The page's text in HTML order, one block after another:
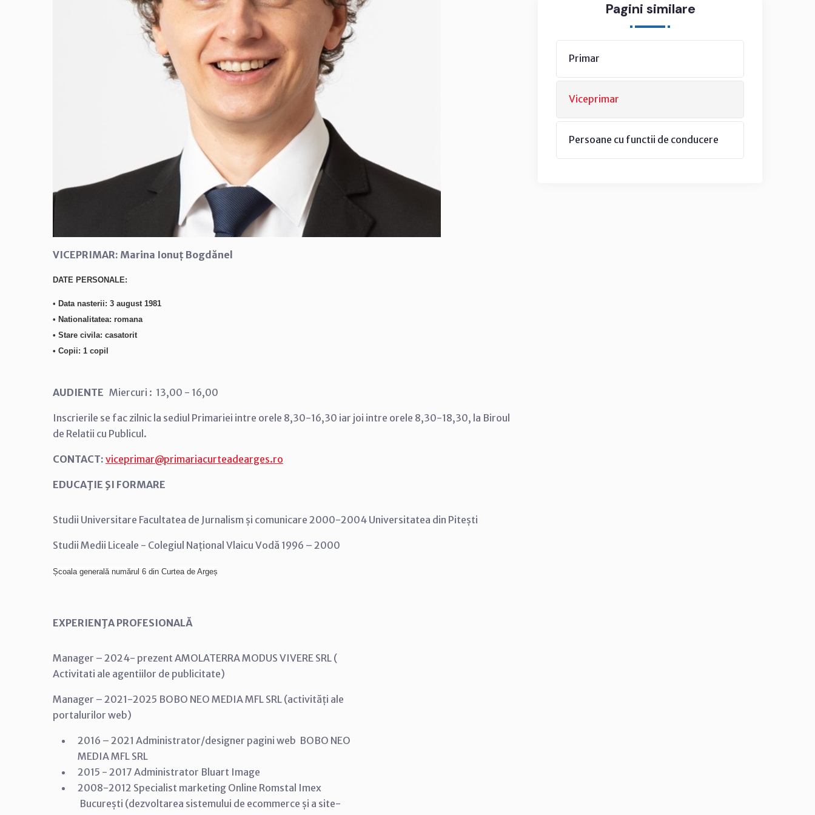
VICEPRIMAR: Marina Ionuț Bogdănel
DATE PERSONALE:
• Data nasterii: 3 august 1981
• Nationalitatea: romana
• Stare civila: casatorit
• Copii: 1 copil
AUDIENTE Miercuri : 13,00 - 16,00
Inscrierile se fac zilnic la sediul Primariei intre orele 8,30-16,30 iar joi intre orele 8,30-18,30, la Biroul
de Relatii cu Publicul.
CONTACT: viceprimar@primariacurteadearges.ro
EDUCAŢIE ŞI FORMARE
Studii Universitare Facultatea de Jurnalism și comunicare 2000-2004 Universitatea din Pitești
Studii Medii Liceale - Colegiul Național Vlaicu Vodă 1996 – 2000
Școala generală numărul 6 din Curtea de Argeș
EXPERIENŢA PROFESIONALĂ
Manager – 2024- prezent AMOLATERRA MODUS VIVERE SRL (
Activitati ale agentiilor de publicitate)
Manager – 2021-2025 BOBO NEO MEDIA MFL SRL (activități ale
portalurilor web)
2016 – 2021 Administrator/designer pagini web BOBO NEO
MEDIA MFL SRL
2015 - 2017 Administrator Bluart Image
2008-2012 Specialist marketing Online Romstal Imex
București (dezvoltarea sistemului de ecommerce și a site-
Pagini similare
Primar
Viceprimar
Persoane cu functii de conducere